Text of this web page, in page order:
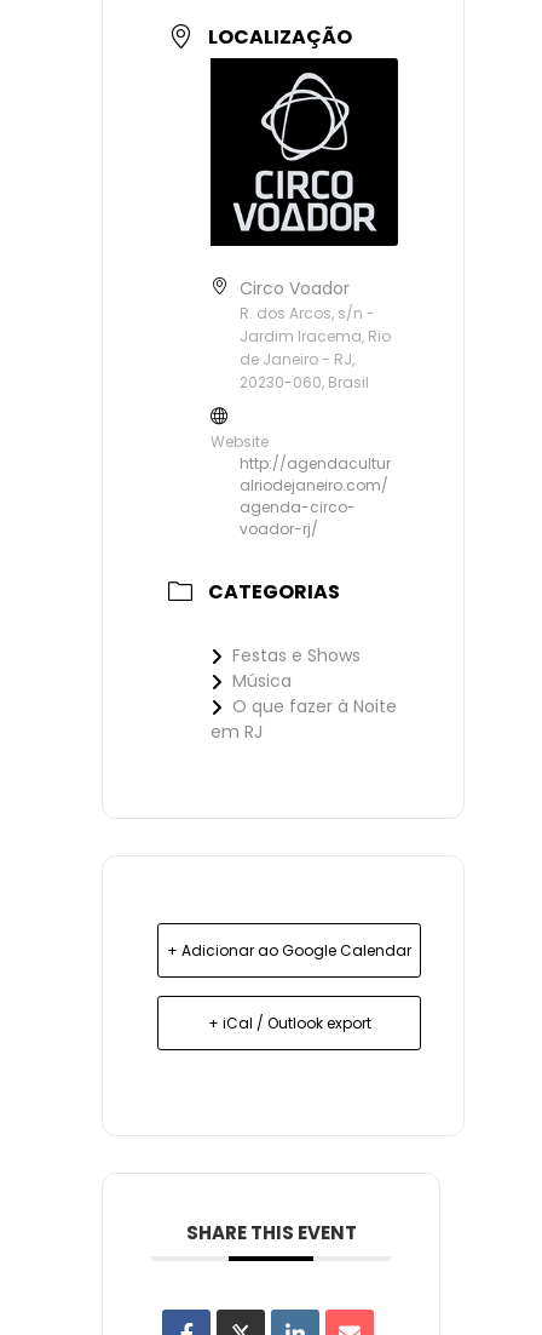
LOCALIZAÇÃO
Circo Voador
R. dos Arcos, s/n -
Jardim Iracema, Rio
de Janeiro - RJ,
20230-060, Brasil
Website
http://agendacultur
alriodejaneiro.com/
agenda-circo-
voador-rj/
CATEGORIAS
Festas e Shows
Música
O que fazer à Noite
em RJ
+ Adicionar ao Google Calendar
+ iCal / Outlook export
SHARE THIS EVENT